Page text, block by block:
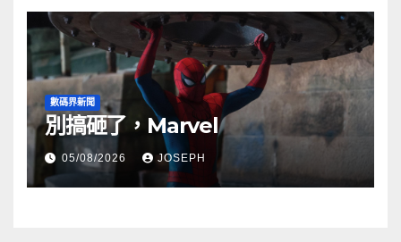
數碼界新聞
別搞砸了，Marvel
05/08/2026 JOSEPH